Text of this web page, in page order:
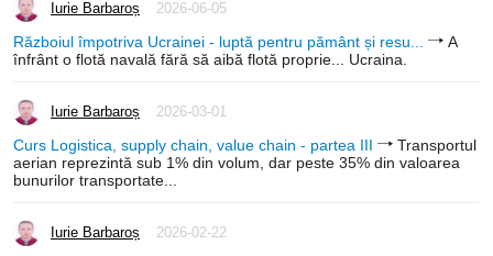
Iurie Barbaroș 2026-06-05
Războiul împotriva Ucrainei - luptă pentru pământ și resu...
A
înfrânt o flotă navală fără să aibă flotă proprie... Ucraina.
Iurie Barbaroș 2026-03-01
Curs Logistica, supply chain, value chain - partea III
Transportul
aerian reprezintă sub 1% din volum, dar peste 35% din valoarea
bunurilor transportate...
Iurie Barbaroș 2026-02-22